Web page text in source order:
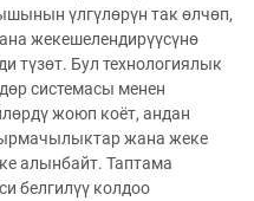
үлгүлөрүн так өлчөп,
жекешелендирүүсүнө
түзөт. Бул технологиялык
системасы менен
жоюп коёт, андан
жана жеке
алынбайт. Таптама
белгилүү колдоо